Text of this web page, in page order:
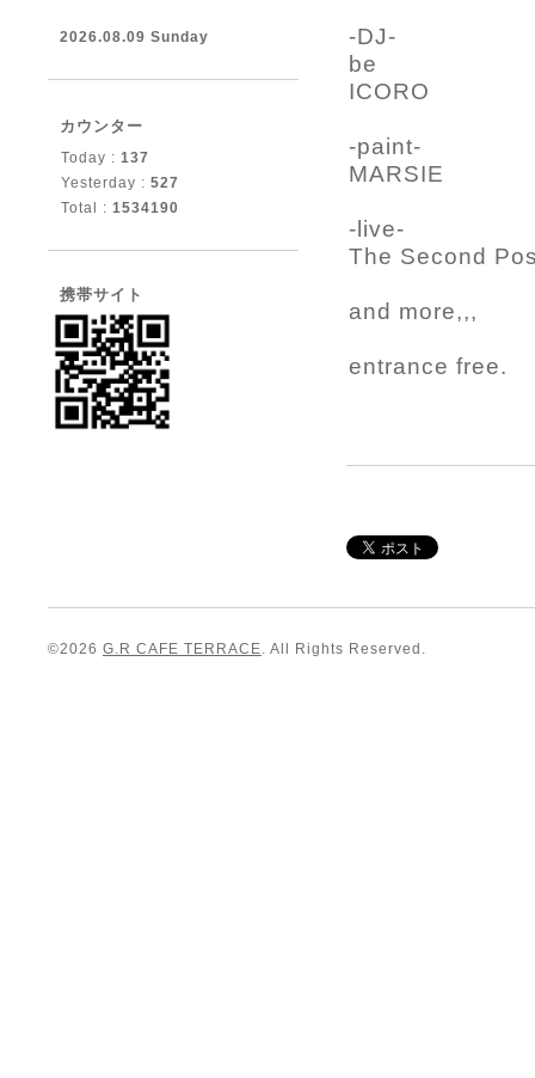
-DJ-
be
ICORO
-paint-
MARSIE
-live-
The Second
and more,,,
entrance free.
2026.08.09 Sunday
カウンター
Today : 137
Yesterday : 527
Total : 1534190
携帯サイト
©2026 G.R CAFE TERRACE. All Rights Reserved.